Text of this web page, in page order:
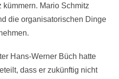
Mario Schmitz
die organisatorischen Dinge
Hans-Werner Büch hatte
dass er zukünftig nicht